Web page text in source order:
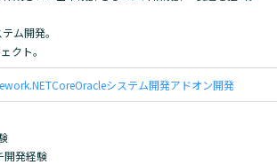
ム開発。
クト。
.NETCoreOracleシステム開発アドオン開発
開発経験